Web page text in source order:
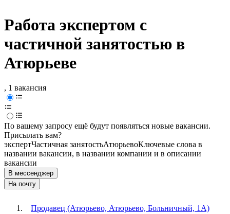
Работа экспертом с
частичной занятостью в
Атюрьеве
, 1 вакансия
По вашему запросу ещё будут появляться новые вакансии.
Присылать вам?
экспертЧастичная занятостьАтюрьевоКлючевые слова в
названии вакансии, в названии компании и в описании
вакансии
В мессенджер
На почту
Продавец (Атюрьево, Атюрьево, Больничный, 1А)